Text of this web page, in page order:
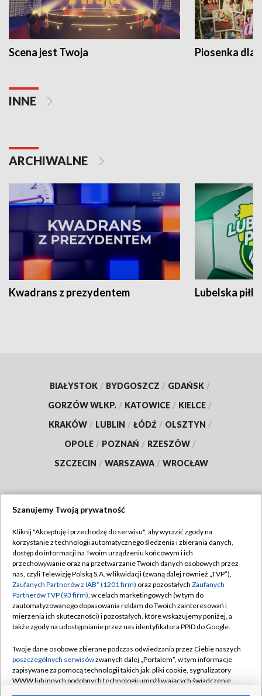
Scena jest Twoja Piosenka dla
INNE
ARCHIWALNE
Kwadrans z prezydentem Lubelska piłka
BIAŁYSTOK / BYDGOSZCZ / GDAŃSK /
GORZÓW WLKP. / KATOWICE / KIELCE /
KRAKÓW / LUBLIN / ŁÓDŹ / OLSZTYN /
OPOLE / POZNAŃ / RZESZÓW /
SZCZECIN / WARSZAWA / WROCŁAW
TVP
Abonament TVP
Emisja w TVP
Centrum informacji TVP
Naziemna Telewizja Cyfrowa
Rada Programowa
System NOS
Regulamin TVP
Polityka prywatności
Moje zgody
Pomoc
Kontakt
Szanujemy Twoją prywatność
Kliknij "Akceptuję i przechodzę do serwisu", aby wyrazić zgody na
korzystanie z technologii automatycznego śledzenia i zbierania danych,
dostęp do informacji na Twoim urządzeniu końcowym i ich
przechowywanie oraz na przetwarzanie Twoich danych osobowych przez
nas, czyli Telewizję Polską S.A. w likwidacji (zwaną dalej również „TVP”),
Zaufanych Partnerów z IAB* (1201 firm) oraz pozostałych Zaufanych
Partnerów TVP (93 firm), w celach marketingowych (w tym do
zautomatyzowanego dopasowania reklam do Twoich zainteresowań i
mierzenia ich skuteczności) i pozostałych, które wskazujemy poniżej, a
także zgody na udostępnianie przez nas identyfikatora PPID do Google.
Twoje dane osobowe zbierane podczas odwiedzania przez Ciebie naszych
poszczególnych serwisówzwanych dalej „Portalem”, w tym informacje
zapisywane za pomocą technologii takich jak: pliki cookie, sygnalizatory
WWW lub innych podobnych technologii umożliwiających świadczenie